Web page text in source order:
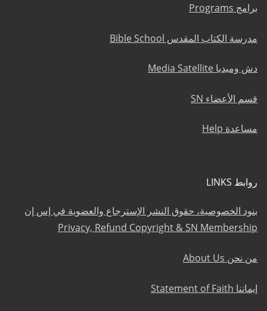
برامج Programs
مدرسة الكتاب المقدس Bible School
دش وميديا Media Satellite
قسم الأعضاء SN
مساعدة Help
روابط LINKS
بنود الخصوصية، حقوق النشر الإسترجاع والعضوية في إس إن
Privacy, Refund Copyright & SN Membership
من نحن About Us
إيماننا Statement of Faith